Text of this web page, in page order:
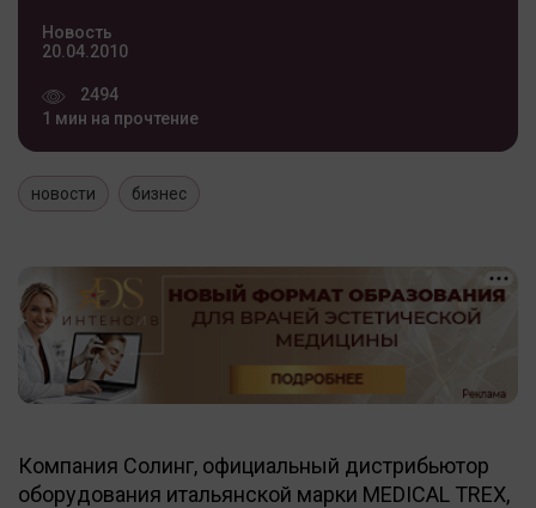
Новость
20.04.2010
2494
1 мин на прочтение
новости бизнес
Компания Солинг, официальный дистрибьютор
оборудования итальянской марки MEDICAL TREX,